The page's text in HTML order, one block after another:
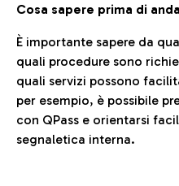
Cosa sapere prima di
È importante sapere da
quali procedure sono
quali servizi possono
per esempio, è possibile
con QPass e orientarsi
segnaletica interna.